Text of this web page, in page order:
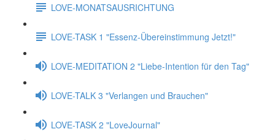
LOVE-MONATSAUSRICHTUNG
LOVE-TASK 1 "Essenz-Übereinstimmung Jetzt!"
LOVE-MEDITATION 2 "Liebe-Intention für den Tag"
LOVE-TALK 3 "Verlangen und Brauchen"
LOVE-TASK 2 "LoveJournal"